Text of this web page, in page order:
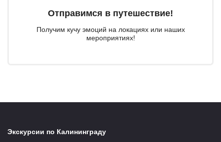
Отправимся в путешествие!
Получим кучу эмоций на локациях или наших
мероприятиях!
Экскурсии по Калининграду